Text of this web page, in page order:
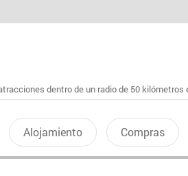
dentro de un radio de 50
Alojamiento Compras